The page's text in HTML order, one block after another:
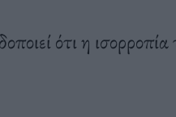
ότι η